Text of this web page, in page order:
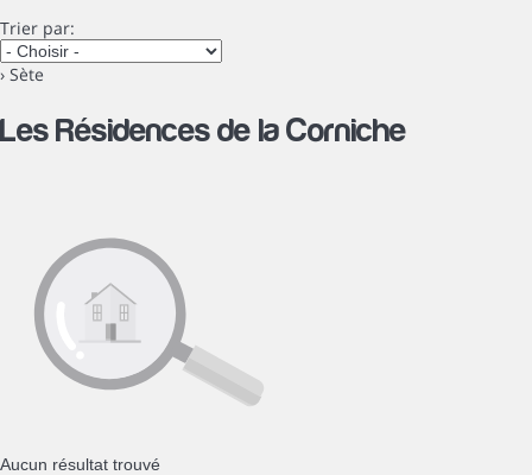
Trier par:
› Sète
Les Résidences de la Corniche
Aucun résultat trouvé